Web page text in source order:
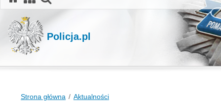
Policja.pl
Strona główna Aktualności